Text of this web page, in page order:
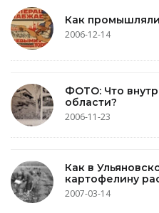
Как
2006-12-14
ФОТО: Что
области?
2006-11-23
Как в
картофелину
2007-03-14